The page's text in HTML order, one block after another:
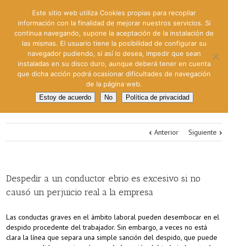
Anterior Siguiente
Despedir a un conductor ebrio es excesivo si no
causó un perjuicio real a la empresa
Las conductas graves en el ámbito laboral pueden desembocar en el
despido procedente del trabajador. Sin embargo, a veces no está
clara la línea que separa una simple sanción del despido, que puede
Este sitio web utiliza Cookies propias para recopilar
información con la finalidad de mejorar nuestros servicios. Si
continua navegando, supone la aceptación de la instalación de
las mismas. El usuario tiene la posibilidad de configurar su
navegador pudiendo, si así lo desea, impedir que sean
instaladas en su disco duro, aunque deberá tener en cuenta
que dicha acción podrá ocasionar dificultades de navegación
de la página web.
Estoy de acuerdo No Política de privacidad